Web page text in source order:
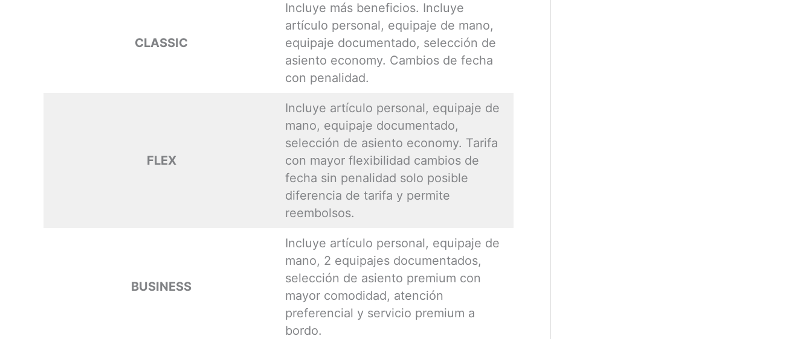
CLASSIC
Incluye más beneficios. Incluye
artículo personal, equipaje de mano,
equipaje documentado, selección de
asiento economy. Cambios de fecha
con penalidad.
FLEX
Incluye artículo personal, equipaje de
mano, equipaje documentado,
selección de asiento economy. Tarifa
con mayor flexibilidad cambios de
fecha sin penalidad solo posible
diferencia de tarifa y permite
reembolsos.
BUSINESS
Incluye artículo personal, equipaje de
mano, 2 equipajes documentados,
selección de asiento premium con
mayor comodidad, atención
preferencial y servicio premium a
bordo.